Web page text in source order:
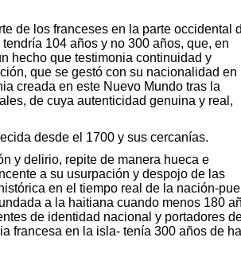
de los franceses en la parte occidental
104 años y no 300 años, que, en
hecho que testimonia continuidad y
que se gestó con su nacionalidad en
creada en este Nuevo Mundo tras la
de cuya autenticidad genuina y real,
desde el 1700 y sus cercanías.
y delirio, repite de manera hueca e
a su usurpación y despojo de las
en el tiempo real de la nación-
a la haitiana cuando menos 180
de identidad nacional y portadores
francesa en la isla- tenía 300 años de